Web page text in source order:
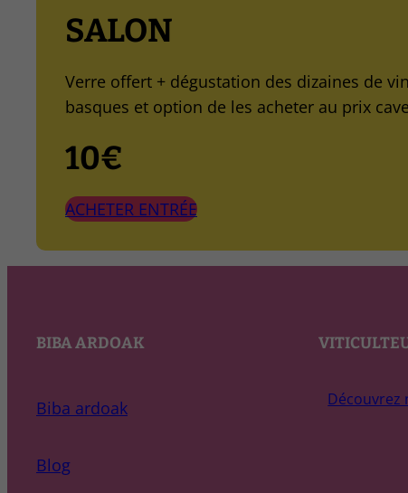
SALON
Verre offert + dégustation des dizaines de
basques et option de les acheter au prix
10€
ACHETER ENTRÉE
BIBA ARDOAK
Biba ardoak
Blog
Découvrez